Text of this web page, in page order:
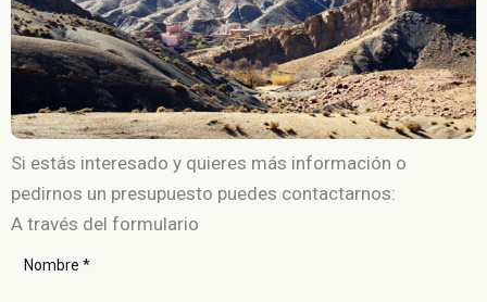
Si estás interesado y quieres más información o
pedirnos un presupuesto puedes contactarnos:
A través del formulario